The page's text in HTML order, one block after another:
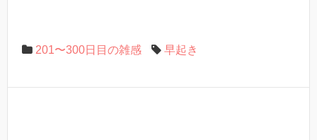
201〜300日目の雑感 早起き